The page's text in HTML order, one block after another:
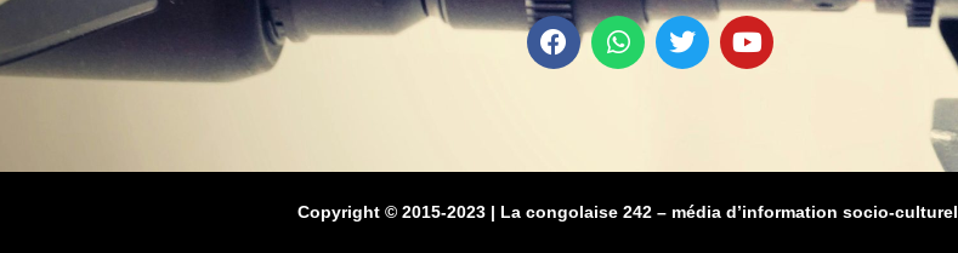
Copyright © 2015-2023 | La congolaise 242 – média d’information socio-culturel